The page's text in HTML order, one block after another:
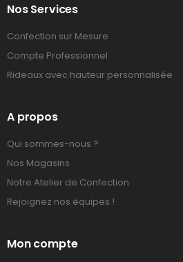
Nos Services
Confection sur Mesure
Compte Professionnel
Rideaux avec hauteur personnalisée
A propos
Qui sommes-nous ?
Nos Magasins
Notre Atelier de Confection
Rejoignez nos équipes !
Mon compte